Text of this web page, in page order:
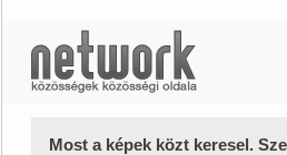
Most a képek közt keresel.